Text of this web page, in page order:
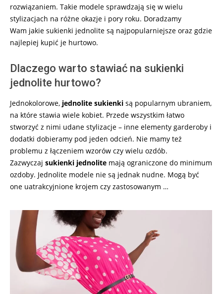
rozwiązaniem. Takie modele sprawdzają się w wielu
stylizacjach na różne okazje i pory roku. Doradzamy
Wam jakie sukienki jednolite są najpopularniejsze oraz gdzie
najlepiej kupić je hurtowo.
Dlaczego warto stawiać na sukienki
jednolite hurtowo?
Jednokolorowe, jednolite sukienki są popularnym ubraniem,
na które stawia wiele kobiet. Przede wszystkim łatwo
stworzyć z nimi udane stylizacje – inne elementy garderoby i
dodatki dobieramy pod jeden odcień. Nie mamy też
problemu z łączeniem wzorów czy wielu ozdób.
Zazwyczaj sukienki jednolite mają ograniczone do minimum
ozdoby. Jednolite modele nie są jednak nudne. Mogą być
one uatrakcyjnione krojem czy zastosowanym …